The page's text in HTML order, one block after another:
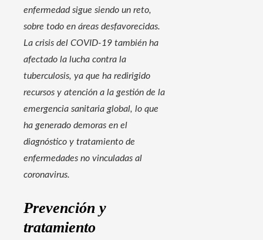
enfermedad sigue siendo un reto,
sobre todo en áreas desfavorecidas.
La crisis del COVID-19 también ha
afectado la lucha contra la
tuberculosis, ya que ha redirigido
recursos y atención a la gestión de la
emergencia sanitaria global, lo que
ha generado demoras en el
diagnóstico y tratamiento de
enfermedades no vinculadas al
coronavirus.
Prevención y
tratamiento